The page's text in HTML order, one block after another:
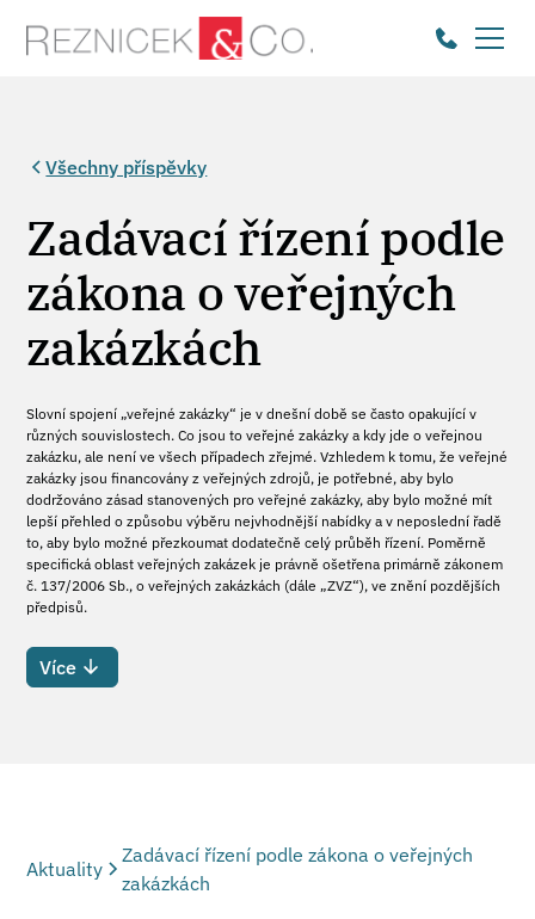
Všechny příspěvky
Zadávací řízení podle
zákona o veřejných
zakázkách
Slovní spojení „veřejné zakázky“ je v dnešní době se často opakující v
různých souvislostech. Co jsou to veřejné zakázky a kdy jde o veřejnou
zakázku, ale není ve všech případech zřejmé. Vzhledem k tomu, že veřejné
zakázky jsou financovány z veřejných zdrojů, je potřebné, aby bylo
dodržováno zásad stanovených pro veřejné zakázky, aby bylo možné mít
lepší přehled o způsobu výběru nejvhodnější nabídky a v neposlední řadě
to, aby bylo možné přezkoumat dodatečně celý průběh řízení. Poměrně
specifická oblast veřejných zakázek je právně ošetřena primárně zákonem
č. 137/2006 Sb., o veřejných zakázkách (dále „ZVZ“), ve znění pozdějších
předpisů.
Více
Aktuality
Zadávací řízení podle zákona o veřejných
zakázkách